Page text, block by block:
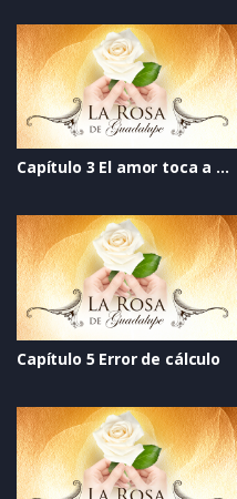
Capítulo 3 El amor toca a mi puerta
Capítulo 5 Error de cálculo